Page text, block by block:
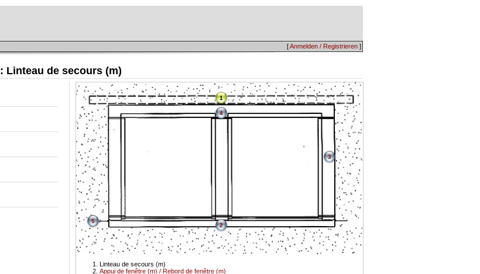
[Anmelden / Registrieren ]
: Linteau de secours (m)
1
Linteau de secours (m)
Appui de fenêtre (m) / Rebord de fenêtre (m)
2
3
4
5